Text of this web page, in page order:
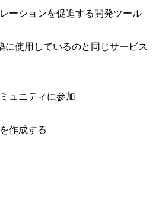
ーションを促進する開発ツール
に使用しているのと同じサービス
ュニティに参加
作成する